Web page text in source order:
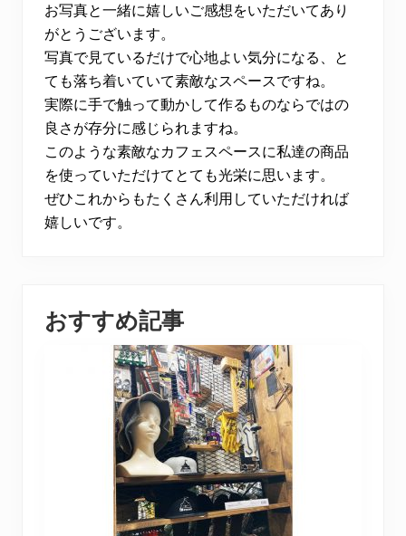
お写真と一緒に嬉しいご感想をいただいてあり
がとうございます。
写真で見ているだけで心地よい気分になる、と
ても落ち着いていて素敵なスペースですね。
実際に手で触って動かして作るものならではの
良さが存分に感じられますね。
このような素敵なカフェスペースに私達の商品
を使っていただけてとても光栄に思います。
ぜひこれからもたくさん利用していただければ
嬉しいです。
おすすめ記事